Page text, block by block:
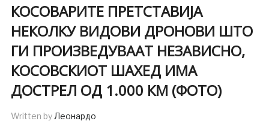
КОСОВАРИТЕ ПРЕТСТАВИЈА
НЕКОЛКУ ВИДОВИ ДРОНОВИ ШТО
ГИ ПРОИЗВЕДУВААТ НЕЗАВИСНО,
КОСОВСКИОТ ШАХЕД ИМА
ДОСТРЕЛ ОД 1.000 КМ (ФОТО)
Written byЛеонардо